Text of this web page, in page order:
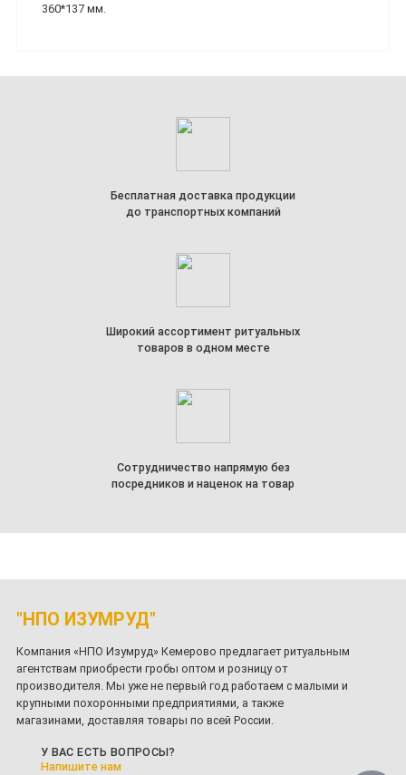
360*137 мм.
Бесплатная доставка продукции
до транспортных компаний
Широкий ассортимент ритуальных
товаров в одном месте
Сотрудничество напрямую без
посредников и наценок на товар
"НПО ИЗУМРУД"
Компания «НПО Изумруд» Кемерово предлагает ритуальным
агентствам приобрести гробы оптом и розницу от
производителя. Мы уже не первый год работаем с малыми и
крупными похоронными предприятиями, а также
магазинами, доставляя товары по всей России.
У ВАС ЕСТЬ ВОПРОСЫ?
Напишите нам